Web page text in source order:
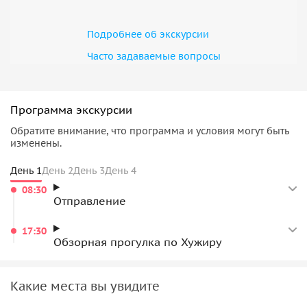
организаторы могут помочь подобрать варианты
жилья, подробная информация — в письме после
холодный порывистый ветер.
Подробнее об экскурсии
Часто задаваемые вопросы
Программа экскурсии
Обратите внимание, что программа и условия могут быть
изменены.
День 1День 2День 3День 4
08:30
Отправление
17:30
Обзорная прогулка по Хужиру
Какие места вы увидите